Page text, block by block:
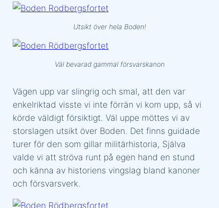
Utsikt över hela Boden!
Väl bevarad gammal försvarskanon
Vägen upp var slingrig och smal, att den var
enkelriktad visste vi inte förrän vi kom upp, så vi
körde väldigt försiktigt. Väl uppe möttes vi av
storslagen utsikt över Boden. Det finns guidade
turer för den som gillar militärhistoria, Själva
valde vi att ströva runt på egen hand en stund
och känna av historiens vingslag bland kanoner
och försvarsverk.